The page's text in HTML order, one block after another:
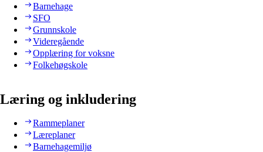
Barnehage
SFO
Grunnskole
Videregående
Opplæring for voksne
Folkehøgskole
Læring og inkludering
Rammeplaner
Læreplaner
Barnehagemiljø